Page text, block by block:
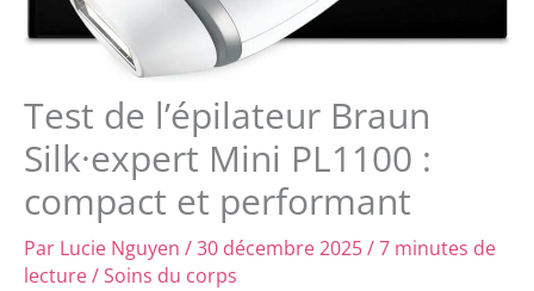
Test de l’épilateur Braun
Silk·expert Mini PL1100 :
compact et performant
Par Lucie Nguyen /30 décembre 2025/7 minutes de
lecture/Soins du corps